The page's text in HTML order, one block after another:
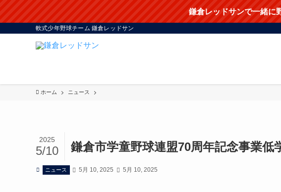
鎌倉レッドサンで一緒に
軟式少年野球チーム 鎌倉レッドサン
ホーム ニュース
鎌倉市学童野球連盟70周年記念事業低
2025
5/10
ニュース 5月 10, 2025 5月 10, 2025